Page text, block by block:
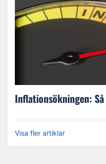
Inflationsökningen:
Visa fler artiklar